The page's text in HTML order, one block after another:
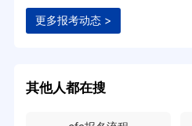
更多报考动态 >
其他人都在搜